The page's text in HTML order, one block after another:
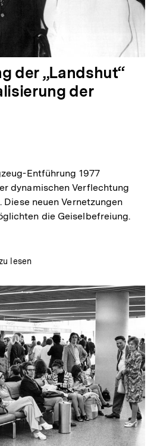
der „Landshut“
der
Entführung 1977
dynamischen Verflechtung
neuen Vernetzungen
die Geiselbefreiung.
lesen